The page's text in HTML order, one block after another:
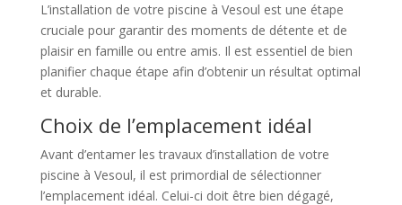
L’installation de votre piscine à Vesoul est une étape
cruciale pour garantir des moments de détente et de
plaisir en famille ou entre amis. Il est essentiel de bien
planifier chaque étape afin d’obtenir un résultat optimal
et durable.
Choix de l’emplacement idéal
Avant d’entamer les travaux d’installation de votre
piscine à Vesoul, il est primordial de sélectionner
l’emplacement idéal. Celui-ci doit être bien dégagé,